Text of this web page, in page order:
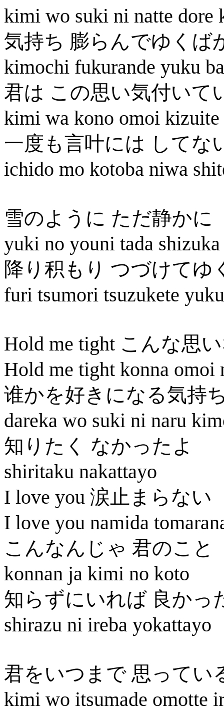
kimi wo suki ni natte dore
気持ち 膨らんでゆくば
kimochi fukurande yuku
君は この思い気付いて
kimi wa kono omoi kizuite
一度も言叶には してな
ichido mo kotoba niwa
雪のように ただ静かに
yuki no youni tada
降り积もり つづけてゆ
furi tsumori tsuzukete yuku
Hold me tight こんな思
Hold me tight konna omoi
谁かを好きになる気持
dareka wo suki ni naru
知りたく なかったよ
shiritaku nakattayo
I love you 涙止まらない
I love you namida
こんなんじゃ 君のこと
konnan ja kimi no koto
知らずにいれば 良かっ
shirazu ni ireba yokattayo
君をいつまで 思ってい
kimi wo itsumade omotte